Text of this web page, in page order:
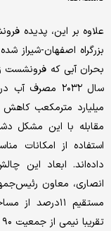
علاوه بر این، پدیده
بزرگراه اصفهان-شیراز
بحران آبی که فرونشست
میلیارد مترمکعب کاهش
مقابله با این مشکل
استفاده از امکانات
داده‌‌اند. ابعاد این
انصاری، معاون
مستقیم
تقریبا نیمی از جمعیت ۹۰ میلیونی ایران در آن زندگی می‌کنند.